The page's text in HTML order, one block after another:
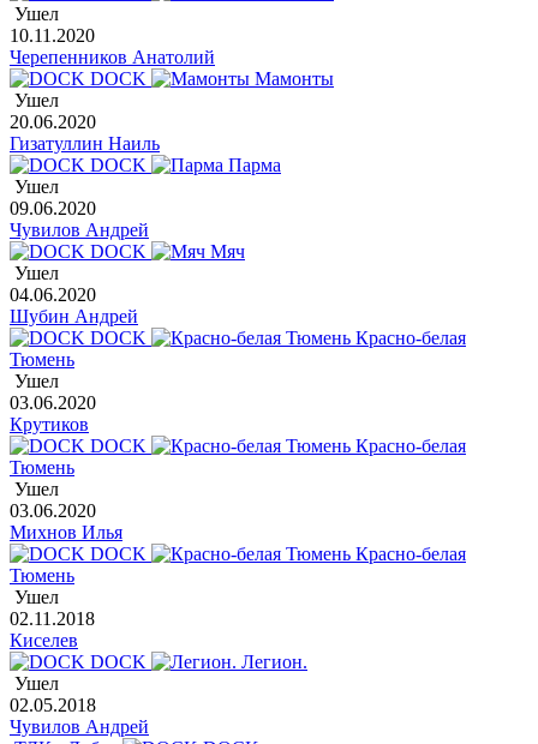
Ушел
10.11.2020
Черепенников Анатолий
DOCK
Мамонты
Ушел
20.06.2020
Гизатуллин Наиль
DOCK
Парма
Ушел
09.06.2020
Чувилов Андрей
DOCK
Мяч
Ушел
04.06.2020
Шубин Андрей
DOCK
Красно-белая
Тюмень
Ушел
03.06.2020
Крутиков
DOCK
Красно-белая
Тюмень
Ушел
03.06.2020
Михнов Илья
DOCK
Красно-белая
Тюмень
Ушел
02.11.2018
Киселев
DOCK
Легион.
Ушел
02.05.2018
Чувилов Андрей